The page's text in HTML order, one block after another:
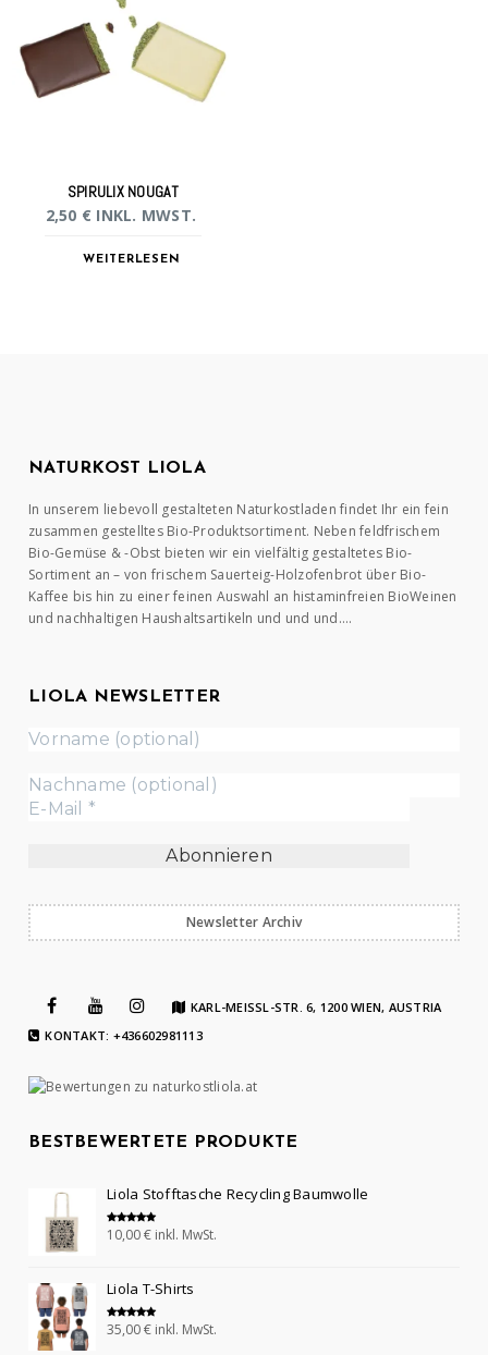
SPIRULIX NOUGAT
2,50 € INKL. MWST.
WEITERLESEN
NATURKOST LIOLA
In unserem liebevoll gestalteten Naturkostladen findet Ihr ein fein
zusammen gestelltes Bio-Produktsortiment. Neben feldfrischem
Bio-Gemüse & -Obst bieten wir ein vielfältig gestaltetes Bio-
Sortiment an – von frischem Sauerteig-Holzofenbrot über Bio-
Kaffee bis hin zu einer feinen Auswahl an histaminfreien BioWeinen
und nachhaltigen Haushaltsartikeln und und und….
LIOLA NEWSLETTER
Newsletter Archiv
KARL-MEISSL-STR. 6, 1200 WIEN, AUSTRIA
KONTAKT: +436602981113
BESTBEWERTETE PRODUKTE
Liola Stofftasche Recycling Baumwolle
Bewertet mit
5.00
10,00€ inkl. MwSt.
Liola T-Shirts
Bewertet mit
5.00
35,00€ inkl. MwSt.